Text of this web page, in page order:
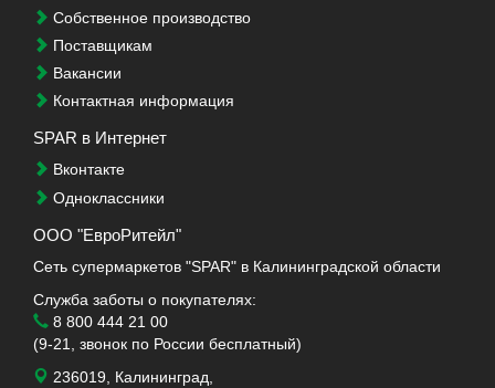
Собственное производство
Поставщикам
Вакансии
Контактная информация
SPAR в Интернет
Вконтакте
Одноклассники
ООО "ЕвроРитейл"
Сеть супермаркетов "SPAR" в Калининградской области
Служба заботы о покупателях:
8 800 444 21 00
(9-21, звонок по России бесплатный)
236019, Калининград,